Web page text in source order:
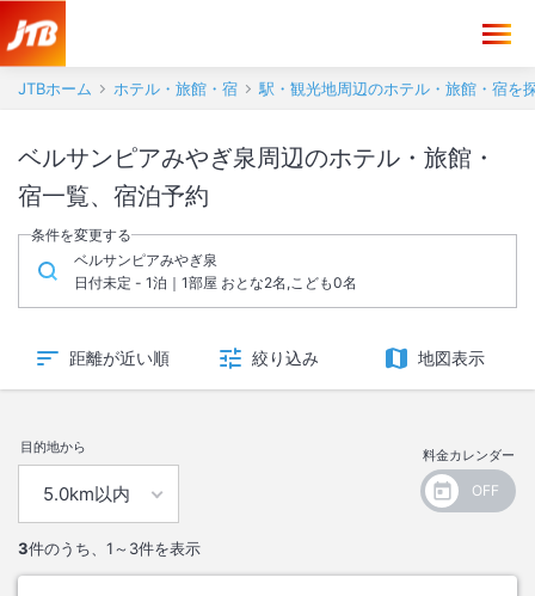
JTBホーム ホテル・旅館・宿 駅・観光地周辺のホテル・旅館・宿を
ベルサンピアみやぎ泉周辺のホテル・旅館・
宿一覧、宿泊予約
条件を変更する
ベルサンピアみやぎ泉
日付未定 - 1泊｜1部屋 おとな2名,こども0名
距離が近い順 絞り込み 地図表示
目的地から 料金カレンダー
3件のうち、 1～3件を表示